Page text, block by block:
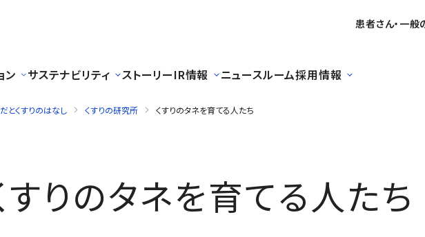
患者さん・一般
ン サステナビリティ ストーリーIR情報 ニュースルーム採用情報
とくすりのはなし くすりの研究所 くすりのタネを育てる人たち
すりのタネを育てる人たち